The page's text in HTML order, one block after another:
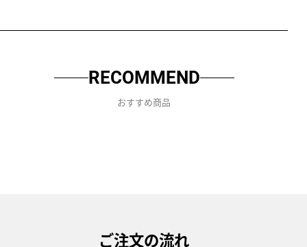
RECOMMEND
おすすめ商品
ご注文の流れ